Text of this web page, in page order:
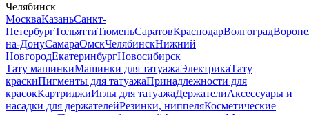
Челябинск
МоскваКазаньСанкт-
ПетербургТольяттиТюменьСаратовКраснодарВолгоград
на-ДонуСамараОмскЧелябинскНижний
НовгородЕкатеринбургНовосибирск
Тату машинкиМашинки для татуажаЭлектрикаТату
краскиПигменты для татуажаПринадлежности для
красокКартриджиИглы для татуажаДержателиАксессуары и
насадки для держателейРезинки, ниппеляКосметические